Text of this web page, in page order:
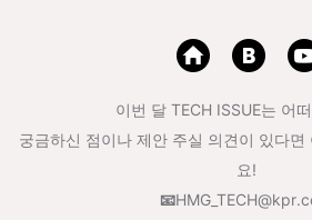
이번 달 TECH ISSUE는 어
궁금하신 점이나 제안 주실 의견이 있다면
요!
📧